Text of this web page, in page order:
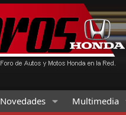
Novedades Multimedia